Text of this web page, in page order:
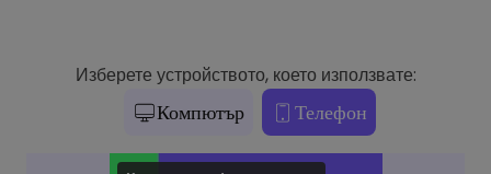
Изберете устройството, което използвате:
Компютър Телефон